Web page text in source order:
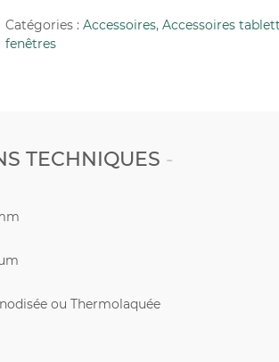
Catégories :Accessoires,Accessoires
fenêtres
TECHNIQUES
ou Thermolaquée